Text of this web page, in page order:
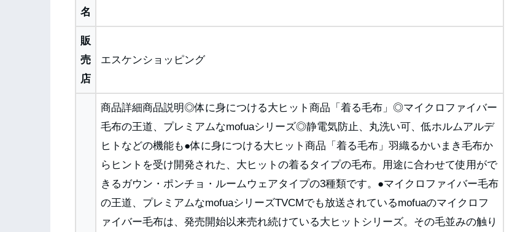
名
販
売
店
エスケンショッピング
商品詳細商品説明◎体に身につける大ヒット商品「着る毛布」◎マイクロファイバー
毛布の王道、プレミアムなmofuaシリーズ◎静電気防止、丸洗い可、低ホルムアルデ
ヒトなどの機能も●体に身につける大ヒット商品「着る毛布」羽織るかいまき毛布か
らヒントを受け開発された、大ヒットの着るタイプの毛布。用途に合わせて使用がで
きるガウン・ポンチョ・ルームウェアタイプの3種類です。●マイクロファイバー毛布
の王道、プレミアムなmofuaシリーズTVCMでも放送されているmofuaのマイクロフ
ァイバー毛布は、発売開始以来売れ続けている大ヒットシリーズ。その毛並みの触り